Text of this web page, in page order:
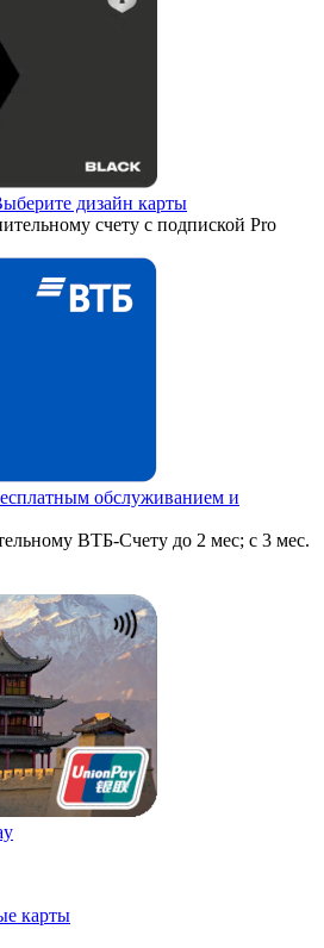
дизайн карты
счету с подпиской Pro
обслуживанием и
ВТБ-Счету до 2 мес; с 3 мес.
карты